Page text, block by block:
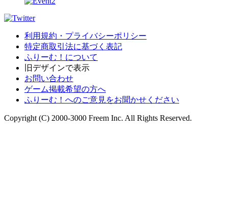
利用規約・プライバシーポリシー
特定商取引法に基づく表記
ふりーむ！について
旧デザインで表示
お問い合わせ
ゲーム掲載希望の方へ
ふりーむ！へのご意見をお聞かせください
Copyright (C) 2000-3000 Freem Inc. All Rights Reserved.